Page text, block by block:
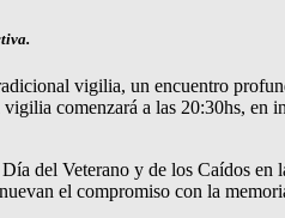
vigilia, un encuentro
comenzará a las 20:30hs,
del Veterano y de los Caídos
el compromiso con la